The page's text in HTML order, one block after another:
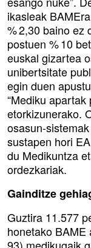
ikasleak
% 2,30 baino ez
postuen % 10
euskal gizartea
unibertsitate
egin duen
“Mediku
etorkizunerako.
osasun-
sustapen hori
du Medikuntza
ordezkariak.
Gainditze
Guztira 11.577
honetako
93) medikugaik